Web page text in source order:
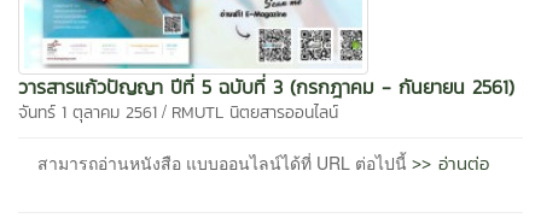
วารสารแก้วปัญญา ปีที่ 5 ฉบับที่ 3 (กรกฎาคม - กันยายน 2561)
จันทร์ 1 ตุลาคม 2561 / RMUTL นิตยสารออนไลน์
สามารถอ่านหนังสือ แบบออนไลน์ได้ที่ URL ต่อไปนี้ >> อ่านต่อ